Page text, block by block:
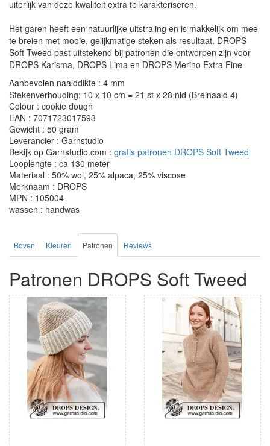
uiterlijk van deze kwaliteit extra te karakteriseren.
Het garen heeft een natuurlijke uitstraling en is makkelijk om mee
te breien met mooie, gelijkmatige steken als resultaat. DROPS
Soft Tweed past uitstekend bij patronen die ontworpen zijn voor
DROPS Karisma, DROPS Lima en DROPS Merino Extra Fine
Aanbevolen naalddikte : 4 mm
Stekenverhouding: 10 x 10 cm = 21 st x 28 nld (Breinaald 4)
Colour : cookie dough
EAN : 7071723017593
Gewicht : 50 gram
Leverancier : Garnstudio
Bekijk op Garnstudio.com : gratis patronen DROPS Soft Tweed
Looplengte : ca 130 meter
Materiaal : 50% wol, 25% alpaca, 25% viscose
Merknaam : DROPS
MPN : 105004
wassen : handwas
Boven Kleuren Patronen Reviews
Patronen DROPS Soft Tweed